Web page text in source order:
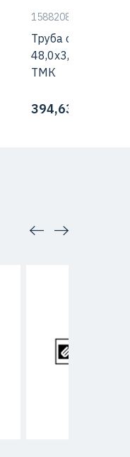
1588208454
Труба сталь ВГП
48,0х3,0) ГОСТ
ТМК
394,63